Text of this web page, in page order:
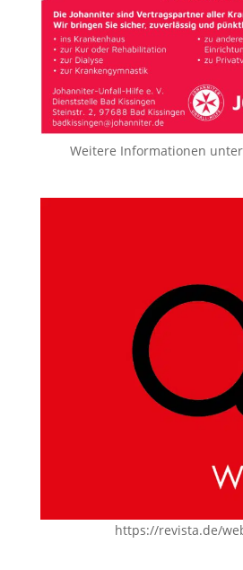
Weitere Informationen
https://revista.de/